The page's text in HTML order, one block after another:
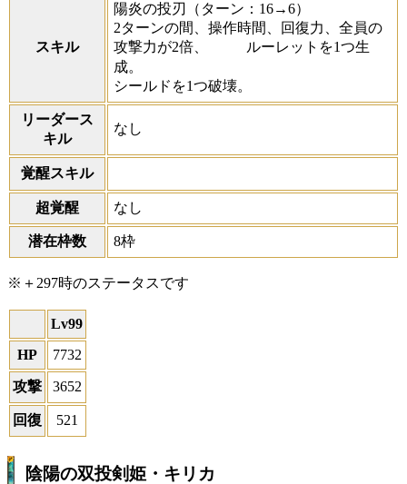
スキル
陽炎の投刃
（ターン：16→6）
2ターンの間、操作時間、回復力、全員の
攻撃力が2倍、
ルーレットを1つ生
成。
シールドを1つ破壊。
リーダース
キル
なし
覚醒スキル
超覚醒 なし
潜在枠数 8枠
※＋297時のステータスです
Lv99
HP
7732
攻撃 3652
回復 521
陰陽の双投剣姫・キリカ